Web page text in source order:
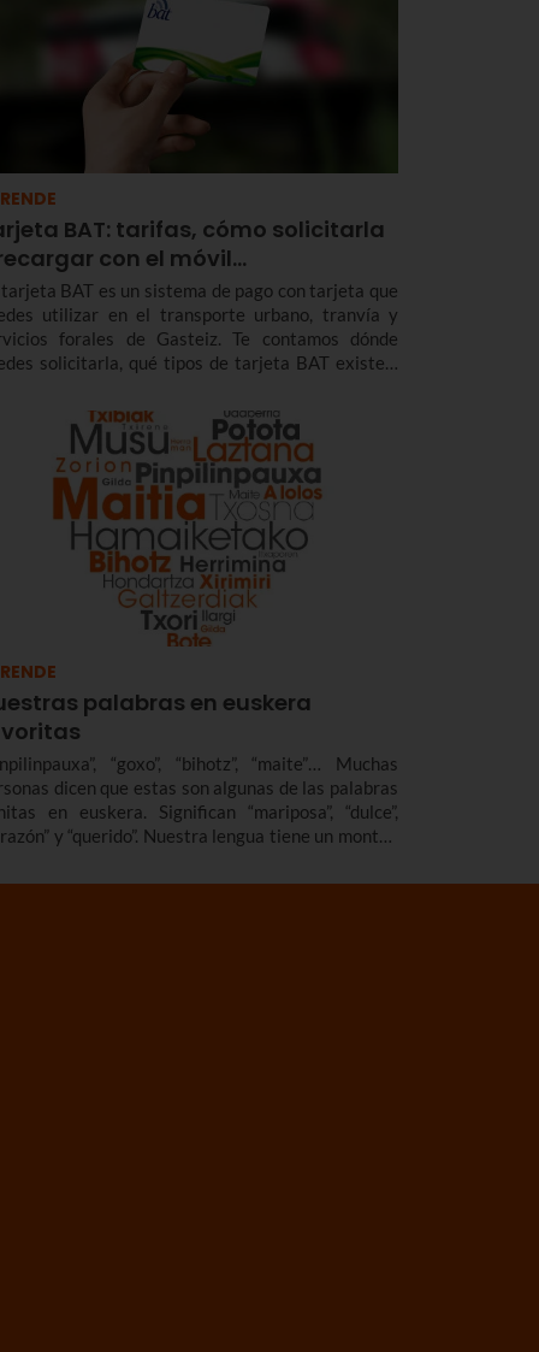
BAT: tarifas, cómo solicitarla
con el móvil…
BAT es un sistema de pago con tarjeta que
utilizar en el transporte urbano, tranvía y
forales de Gasteiz. Te contamos dónde
solicitarla, qué tipos de tarjeta BAT existen,
móvil.
palabras en euskera
“goxo”, “bihotz”, “maite”… Muchas
dicen que estas son algunas de las palabras
en euskera. Significan “mariposa”, “dulce”,
y “querido”. Nuestra lengua tiene un montón
Aquí encontrarás un listado de palabras en